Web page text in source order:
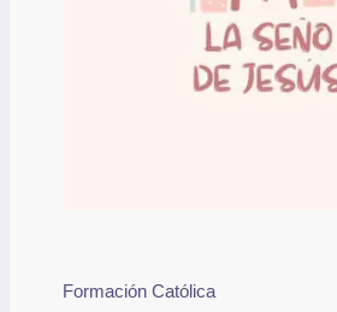
Formación Católica